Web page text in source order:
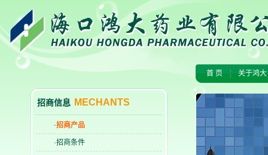
招商信息 MECHANTS
·招商产品
·招商条件
首 页 关于鸿大